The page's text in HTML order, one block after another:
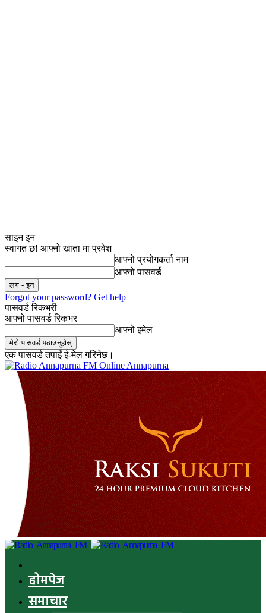
साइन इन
स्वागत छ! आफ्नो खाता मा प्रवेश
आफ्नो प्रयोगकर्ता नाम
आफ्नो पासवर्ड
Forgot your password? Get help
पासवर्ड रिकभरी
आफ्नो पासवर्ड रिकभर
आफ्नो इमेल
एक पासवर्ड तपाईं ई-मेल गरिनेछ।
Online Annapurna
होमपेज
समाचार